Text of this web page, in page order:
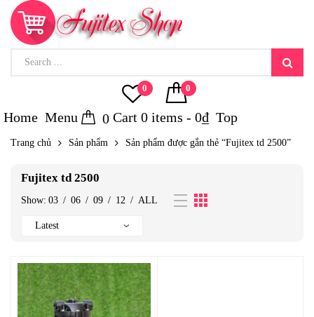
0 0
Home Menu 0 Cart 0 items - 0₫ Top
Trang chủ Sản phẩm Sản phẩm được gắn thẻ “Fujitex td 2500”
Fujitex td 2500
Show: 03 / 06 / 09 / 12 / ALL